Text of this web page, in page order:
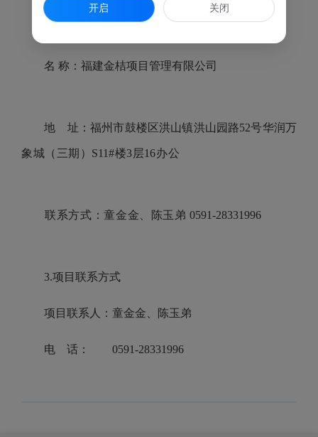
名 称：福建金桔项目管理有限公司
地 址：福州市鼓楼区洪山镇洪山园路52号华润万
象城（三期）S11#楼3层16办公
联系方式：童金金、陈玉弟 0591-28331996
3.项目联系方式
项目联系人：童金金、陈玉弟
电 话： 0591-28331996
开启 关闭